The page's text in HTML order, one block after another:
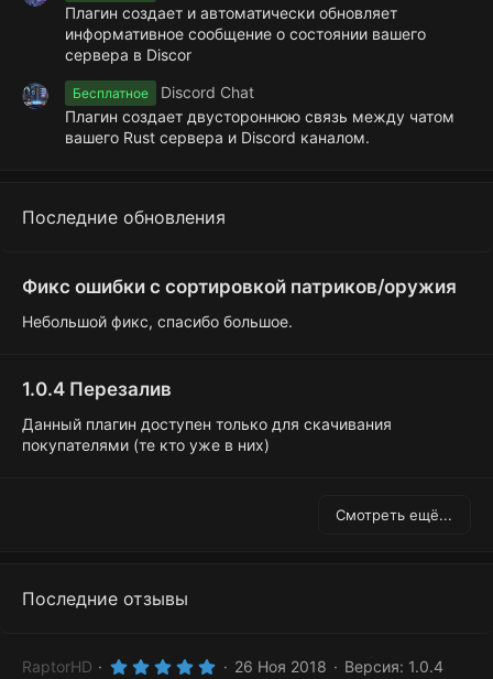
Плагин создает и автоматически обновляет
информативное сообщение о состоянии вашего
сервера в Discor
Бесплатное
Discord Chat
Плагин создает двустороннюю связь между чатом
вашего Rust сервера и Discord каналом.
Последние обновления
Фикс ошибки с сортировкой патриков/оружия
Небольшой фикс, спасибо большое.
1.0.4 Перезалив
Данный плагин доступен только для скачивания
покупателями (те кто уже в них)
Смотреть ещё...
Последние отзывы
RaptorHD
5 26 Ноя 2018 Версия: 1.0.4